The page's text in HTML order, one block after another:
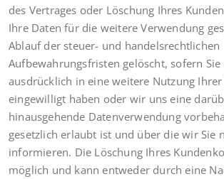
des Vertrages oder Löschung Ihres
Ihre Daten für die weitere Verwendung
Ablauf der steuer- und handelsrechtlichen
Aufbewahrungsfristen gelöscht, sofern Sie
ausdrücklich in eine weitere Nutzung Ihrer
eingewilligt haben oder wir uns eine
hinausgehende Datenverwendung
gesetzlich erlaubt ist und über die wir Sie
informieren. Die Löschung Ihres
möglich und kann entweder durch eine